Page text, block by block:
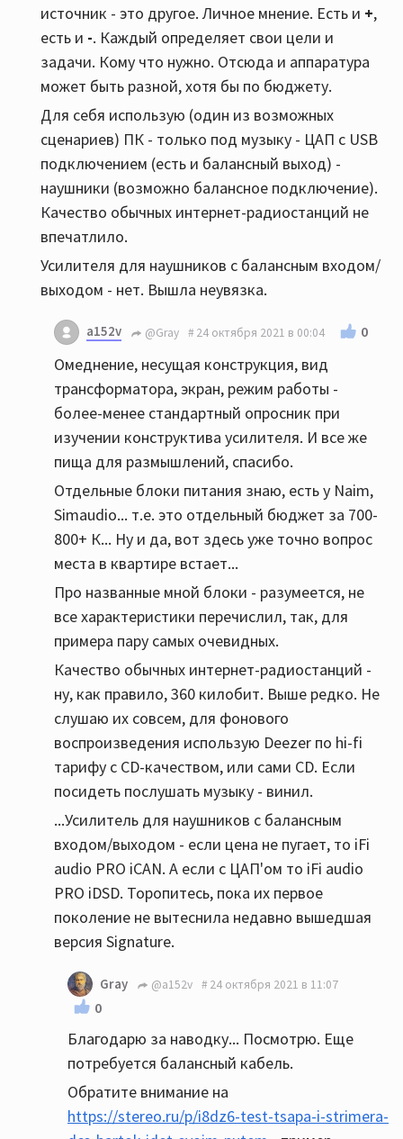
источник - это другое. Личное мнение. Есть и +,
есть и -. Каждый определяет свои цели и
задачи. Кому что нужно. Отсюда и аппаратура
может быть разной, хотя бы по бюджету.
Для себя использую (один из возможных
сценариев) ПК - только под музыку - ЦАП c USB
подключением (есть и балансный выход) -
наушники (возможно балансное подключение).
Качество обычных интернет-радиостанций не
впечатлило.
Усилителя для наушников с балансным входом/
выходом - нет. Вышла неувязка.
a152v @Gray 24 октября 2021 в 00:04 0
Омеднение, несущая конструкция, вид
трансформатора, экран, режим работы -
более-менее стандартный опросник при
изучении конструктива усилителя. И все же
пища для размышлений, спасибо.
Отдельные блоки питания знаю, есть у Naim,
Simaudio... т.е. это отдельный бюджет за 700-
800+ К... Ну и да, вот здесь уже точно вопрос
места в квартире встает...
Про названные мной блоки - разумеется, не
все характеристики перечислил, так, для
примера пару самых очевидных.
Качество обычных интернет-радиостанций -
ну, как правило, 360 килобит. Выше редко. Не
слушаю их совсем, для фонового
воспроизведения использую Deezer по hi-fi
тарифу с CD-качеством, или сами CD. Если
посидеть послушать музыку - винил.
...Усилитель для наушников с балансным
входом/выходом - если цена не пугает, то iFi
audio PRO iCAN. А если с ЦАП'ом то iFi audio
PRO iDSD. Торопитесь, пока их первое
поколение не вытеснила недавно вышедшая
версия Signature.
Gray @a152v 24 октября 2021 в 11:07
0
Благодарю за наводку... Посмотрю. Еще
потребуется балансный кабель.
Обратите внимание на
https://stereo.ru/p/i8dz6-test-tsapa-i-strimera-